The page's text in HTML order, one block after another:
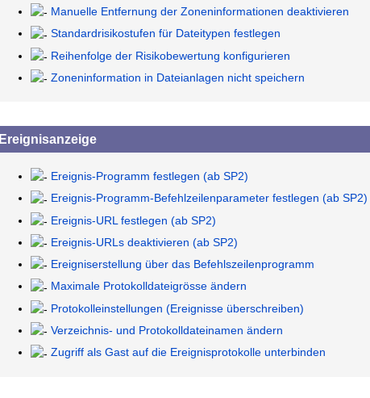
Manuelle Entfernung der Zoneninformationen deaktivieren
Standardrisikostufen für Dateitypen festlegen
Reihenfolge der Risikobewertung konfigurieren
Zoneninformation in Dateianlagen nicht speichern
Ereignisanzeige
Ereignis-Programm festlegen (ab SP2)
Ereignis-Programm-Befehlzeilenparameter festlegen (ab SP2)
Ereignis-URL festlegen (ab SP2)
Ereignis-URLs deaktivieren (ab SP2)
Ereigniserstellung über das Befehlszeilenprogramm
Maximale Protokolldateigrösse ändern
Protokolleinstellungen (Ereignisse überschreiben)
Verzeichnis- und Protokolldateinamen ändern
Zugriff als Gast auf die Ereignisprotokolle unterbinden